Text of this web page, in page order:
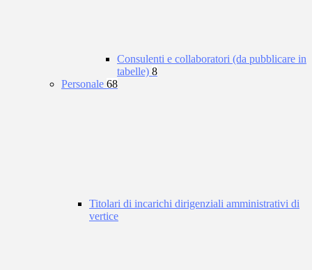
Consulenti e collaboratori (da pubblicare in
tabelle) 8
Personale 68
Titolari di incarichi dirigenziali amministrativi di
vertice